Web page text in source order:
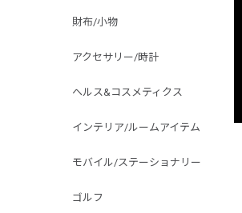
財布/小物
アクセサリー/時計
ヘルス&コスメティクス
インテリア/ルームアイテム
モバイル/ステーショナリー
ゴルフ
プリントTシャツ